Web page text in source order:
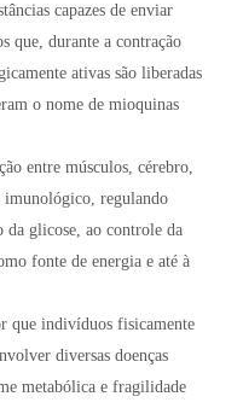
capazes de enviar
que, durante a contração
ativas são liberadas
o nome de mioquinas
entre músculos, cérebro,
imunológico, regulando
da glicose, ao controle da
fonte de energia e até à
que indivíduos fisicamente
diversas doenças
metabólica e fragilidade